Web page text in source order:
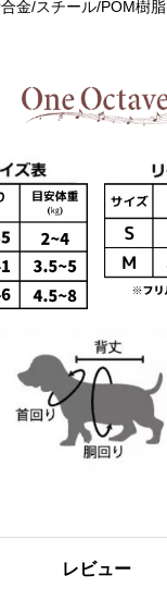
金/スチール/POM樹脂
レビュー